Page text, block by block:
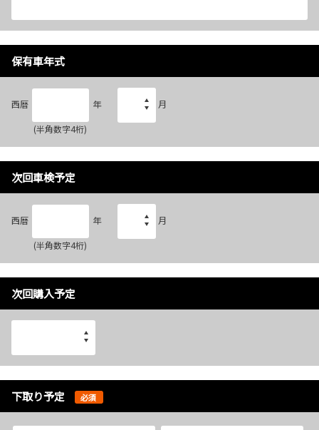
保有車年式
西暦 年
(半角数字4桁)
月
次回車検予定
西暦 年
(半角数字4桁)
月
次回購入予定
下取り予定 必須